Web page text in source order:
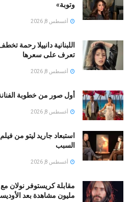
وتوبة» ‏
أغسطس 8, 2026
اللبنانية دانييلا رحمة
تعرف على سعرها
أغسطس 8, 2026
أول صور من خطوبة
أغسطس 8, 2026
السبب
أغسطس 8, 2026
مليون مشاهدة بعد